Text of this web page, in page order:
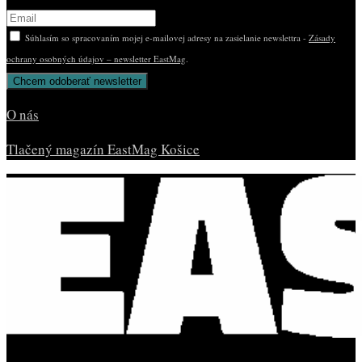
Súhlasím so spracovaním mojej e-mailovej adresy na zasielanie newslettra - Zásady
ochrany osobných údajov – newsletter EastMag.
O nás
Tlačený magazín EastMag Košice